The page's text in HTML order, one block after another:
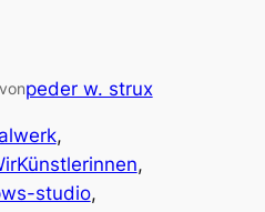
peder w. strux
studio